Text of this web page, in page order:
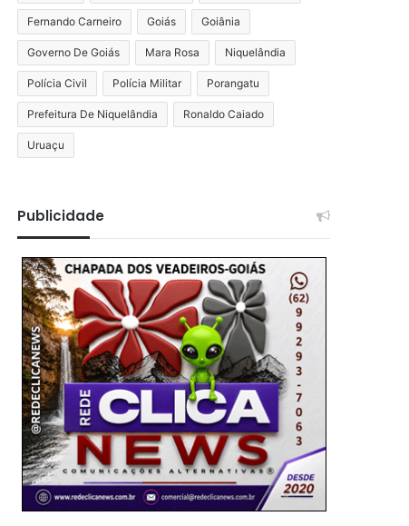
Fernando Carneiro Goiás Goiânia
Governo De Goiás Mara Rosa Niquelândia
Polícia Civil Polícia Militar Porangatu
Prefeitura De Niquelândia Ronaldo Caiado
Uruaçu
Publicidade